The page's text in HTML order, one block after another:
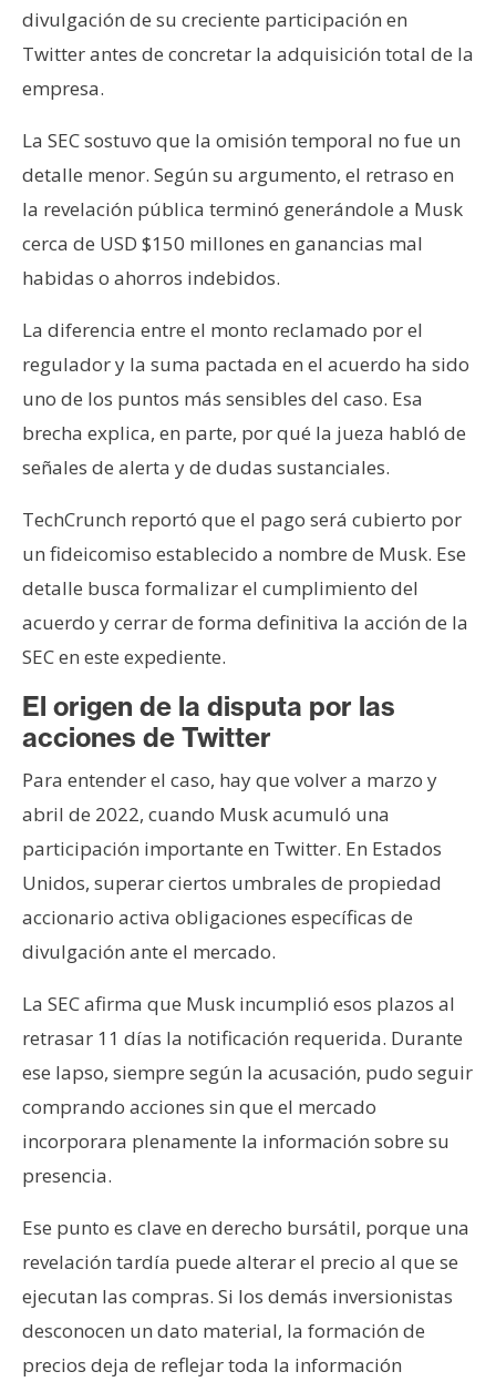
divulgación de su creciente participación en
Twitter antes de concretar la adquisición total de la
empresa.
La SEC sostuvo que la omisión temporal no fue un
detalle menor. Según su argumento, el retraso en
la revelación pública terminó generándole a Musk
cerca de USD $150 millones en ganancias mal
habidas o ahorros indebidos.
La diferencia entre el monto reclamado por el
regulador y la suma pactada en el acuerdo ha sido
uno de los puntos más sensibles del caso. Esa
brecha explica, en parte, por qué la jueza habló de
señales de alerta y de dudas sustanciales.
TechCrunch reportó que el pago será cubierto por
un fideicomiso establecido a nombre de Musk. Ese
detalle busca formalizar el cumplimiento del
acuerdo y cerrar de forma definitiva la acción de la
SEC en este expediente.
El origen de la disputa por las
acciones de Twitter
Para entender el caso, hay que volver a marzo y
abril de 2022, cuando Musk acumuló una
participación importante en Twitter. En Estados
Unidos, superar ciertos umbrales de propiedad
accionario activa obligaciones específicas de
divulgación ante el mercado.
La SEC afirma que Musk incumplió esos plazos al
retrasar 11 días la notificación requerida. Durante
ese lapso, siempre según la acusación, pudo seguir
comprando acciones sin que el mercado
incorporara plenamente la información sobre su
presencia.
Ese punto es clave en derecho bursátil, porque una
revelación tardía puede alterar el precio al que se
ejecutan las compras. Si los demás inversionistas
desconocen un dato material, la formación de
precios deja de reflejar toda la información